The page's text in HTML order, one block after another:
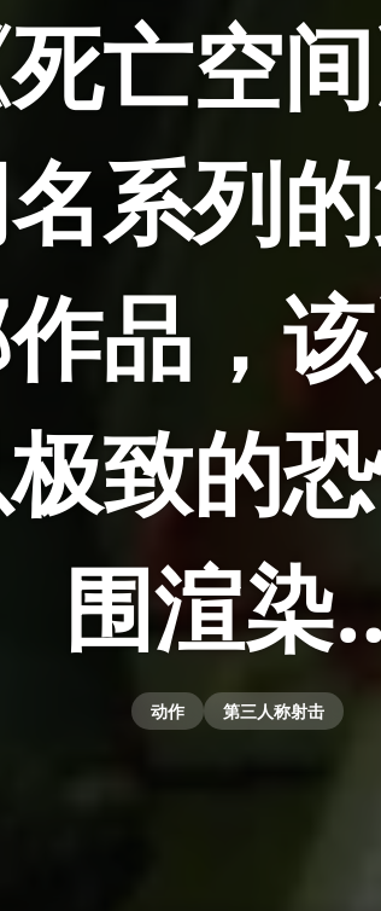
亡空
系列
品，
致的
围渲
动作 第三人称射击